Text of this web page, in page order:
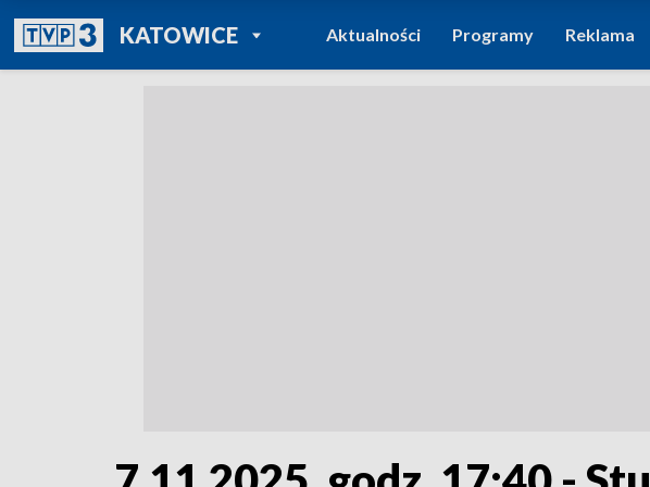
KATOWICEPOWRÓT DO
TVP REGIONY
Aktualności Programy Reklama